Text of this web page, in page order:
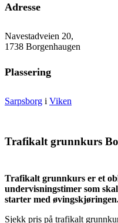
Adresse
Navestadveien 20,
1738 Borgenhaugen
Plassering
Sarpsborg i Viken
Trafikalt grunnkurs
Trafikalt grunnkurs er et
undervisningstimer som
starter med
Sjekk pris på trafikalt